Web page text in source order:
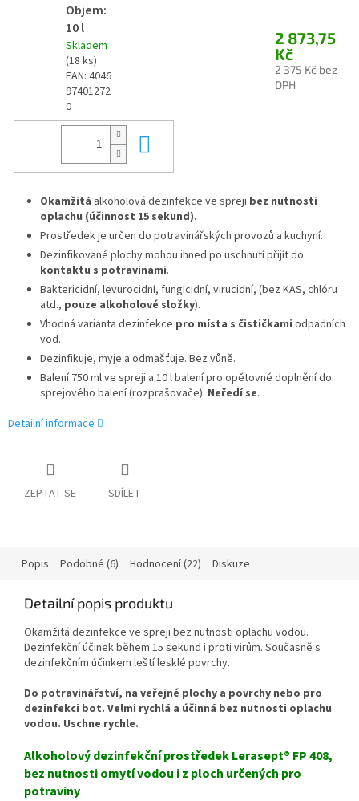
Objem:
10 l
Skladem
(18 ks)
EAN: 4046
97401272
0
2 873,75
Kč
2 375 Kč bez
DPH
Okamžitá alkoholová dezinfekce ve spreji bez nutnosti
oplachu (účinnost 15 sekund).
Prostředek je určen do potravinářských provozů a kuchyní.
Dezinfikované plochy mohou ihned po uschnutí přijít do
kontaktu s potravinami.
Baktericidní, levurocidní, fungicidní, virucidní, (bez KAS, chlóru
atd., pouze alkoholové složky).
Vhodná varianta dezinfekce pro místa s čističkami odpadních
vod.
Dezinfikuje, myje a odmašťuje. Bez vůně.
Balení 750 ml ve spreji a 10 l balení pro opětovné doplnění do
sprejového balení (rozprašovače). Neředí se.
Detailní informace
ZEPTAT SE SDÍLET
Popis Podobné (6) Hodnocení (22) Diskuze
Detailní popis produktu
Okamžitá dezinfekce ve spreji bez nutnosti oplachu vodou.
Dezinfekční účinek během 15 sekund i proti virům. Současně s
dezinfekčním účinkem leští lesklé povrchy.
Do potravinářství, na veřejné plochy a povrchy nebo pro
dezinfekci bot. Velmi rychlá a účinná bez nutnosti oplachu
vodou. Uschne rychle.
Alkoholový dezinfekční prostředek Lerasept® FP 408,
bez nutnosti omytí vodou i z ploch určených pro
potraviny